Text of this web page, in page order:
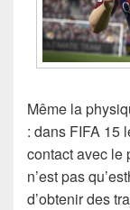
Même la
: dans FIFA 15
contact avec le
n’est pas
d’obtenir des